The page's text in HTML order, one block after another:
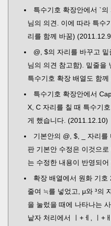
특수기호 확장안에서 `
님의 의견. 이에 따라 특
리를 함께 바꿈)
@, $의 자리를 바꾸고
님의 의견 참고함). 밑줄을
특수기호 확장 배열도 함
특수기호 확장안에서
X, C 자리를 칠 때 특수기
게 했습니다. (2011.12.10)
기본안의 @, $, _ 자리
판 기본안 수정은 이것으
는 수정한 내용이 반영되
확장 배열에서 원화 기호
줄여 ≒를 넣었고, μ와 ³의
을 눌렀을 때에 나타나는
낱자 처리에서 ㅣ+ㅔ, ㅣ+